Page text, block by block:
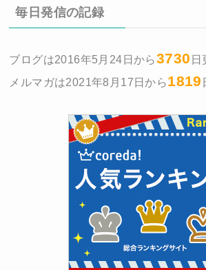
毎日発信の記録
ブログは2016年5月24日から3730 日
メルマガは2021年8月17日から1819